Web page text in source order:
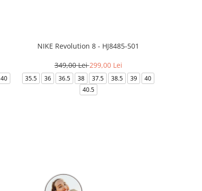
40
NIKE Revolution 8 - HJ8485-501
349,00 Lei299,00 Lei
35.5 36 36.5 38 37.5 38.5 39
40
40.5